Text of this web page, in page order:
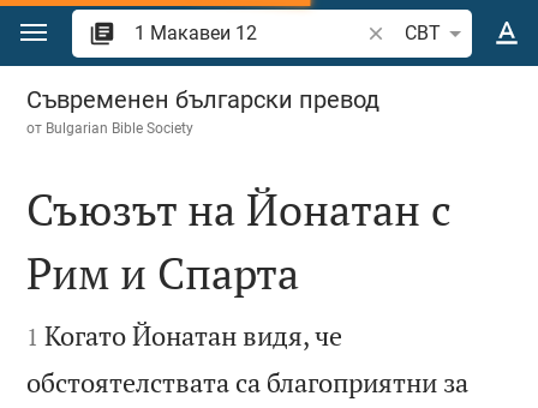
Преминете към съдържанието
Търсете стих или
CBT
1 Макавеи 12
Съвременен български превод
от Bulgarian Bible Society

Съюзът на Йонатан с
Рим и Спарта

1 Когато Йонатан видя, че
обстоятелствата са благоприятни за